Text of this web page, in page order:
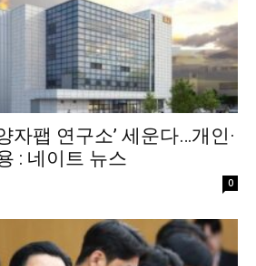
자팹 연구소’ 세운다…개인·
: 네이트 뉴스
0